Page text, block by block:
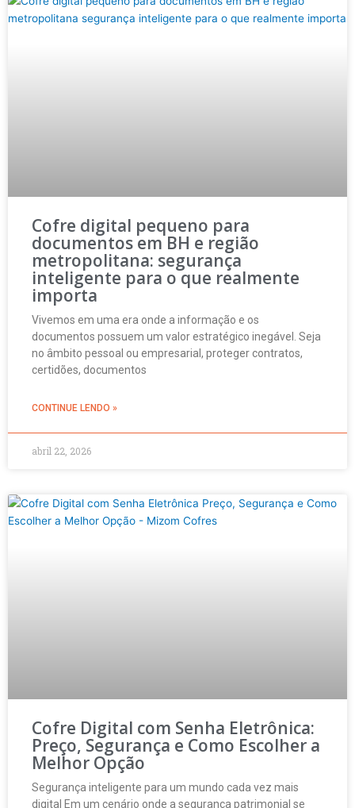
Cofre digital pequeno para
documentos em BH e região
metropolitana: segurança
inteligente para o que realmente
importa
Vivemos em uma era onde a informação e os
documentos possuem um valor estratégico inegável. Seja
no âmbito pessoal ou empresarial, proteger contratos,
certidões, documentos
CONTINUE LENDO »
abril 22, 2026
Cofre Digital com Senha Eletrônica:
Preço, Segurança e Como Escolher a
Melhor Opção
Segurança inteligente para um mundo cada vez mais
digital Em um cenário onde a segurança patrimonial se